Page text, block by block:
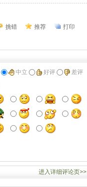
挑错 推荐 打印
中立 好评 差评
进入详细评论页>>